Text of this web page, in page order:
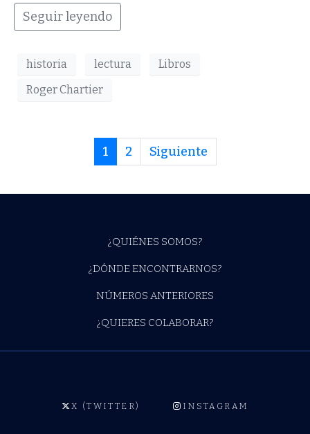
Seguir leyendo
historia lectura
Libros
Roger Chartier
1 2 Siguiente
¿QUIÉNES SOMOS?
¿DÓNDE ENCONTRARNOS?
NÚMEROS ANTERIORES
¿QUIERES COLABORAR?
X (TWITTER) INSTAGRAM